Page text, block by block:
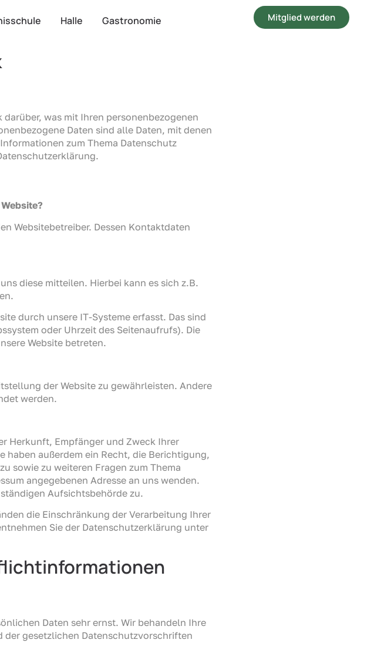
Halle Gastronomie Mitglied werden
was mit Ihren personenbezogenen
Daten sind alle Daten, mit denen
zum Thema Datenschutz
Websitebetreiber. Dessen Kontaktdaten
diese mitteilen. Hierbei kann es sich z.B.
durch unsere IT-Systeme erfasst. Das sind
oder Uhrzeit des Seitenaufrufs). Die
Website betreten.
der Website zu gewährleisten. Andere
werden.
Herkunft, Empfänger und Zweck Ihrer
haben außerdem ein Recht, die Berichtigung,
sowie zu weiteren Fragen zum Thema
angegebenen Adresse an uns wenden.
Aufsichtsbehörde zu.
die Einschränkung der Verarbeitung Ihrer
Sie der Datenschutzerklärung unter
Daten sehr ernst. Wir behandeln Ihre
gesetzlichen Datenschutzvorschriften